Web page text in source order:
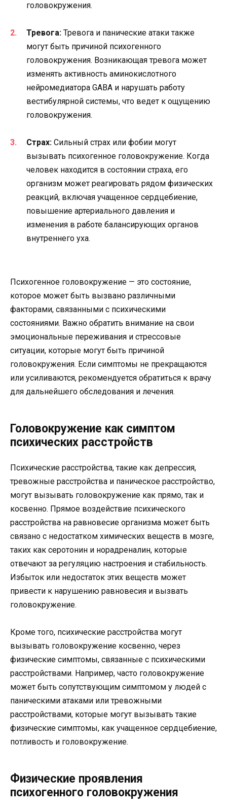
головокружения.
Тревога: Тревога и панические атаки также
могут быть причиной психогенного
головокружения. Возникающая тревога может
изменять активность аминокислотного
нейромедиатора GABA и нарушать работу
вестибулярной системы, что ведет к ощущению
головокружения.
Страх: Сильный страх или фобии могут
вызывать психогенное головокружение. Когда
человек находится в состоянии страха, его
организм может реагировать рядом физических
реакций, включая учащенное сердцебиение,
повышение артериального давления и
изменения в работе балансирующих органов
внутреннего уха.
Психогенное головокружение — это состояние,
которое может быть вызвано различными
факторами, связанными с психическими
состояниями. Важно обратить внимание на свои
эмоциональные переживания и стрессовые
ситуации, которые могут быть причиной
головокружения. Если симптомы не прекращаются
или усиливаются, рекомендуется обратиться к врачу
для дальнейшего обследования и лечения.
Головокружение как симптом
психических расстройств
Психические расстройства, такие как депрессия,
тревожные расстройства и паническое расстройство,
могут вызывать головокружение как прямо, так и
косвенно. Прямое воздействие психического
расстройства на равновесие организма может быть
связано с недостатком химических веществ в мозге,
таких как серотонин и норадреналин, которые
отвечают за регуляцию настроения и стабильность.
Избыток или недостаток этих веществ может
привести к нарушению равновесия и вызвать
головокружение.
Кроме того, психические расстройства могут
вызывать головокружение косвенно, через
физические симптомы, связанные с психическими
расстройствами. Например, часто головокружение
может быть сопутствующим симптомом у людей с
паническими атаками или тревожными
расстройствами, которые могут вызывать такие
физические симптомы, как учащенное сердцебиение,
потливость и головокружение.
Физические проявления
психогенного головокружения